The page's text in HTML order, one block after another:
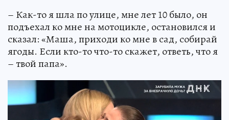
– Как-то я шла по улице, мне лет 10 было, он
подъехал ко мне на мотоцикле, остановился и
сказал: «Маша, приходи ко мне в сад, собирай
ягоды. Если кто-то что-то скажет, ответь, что я
– твой папа».